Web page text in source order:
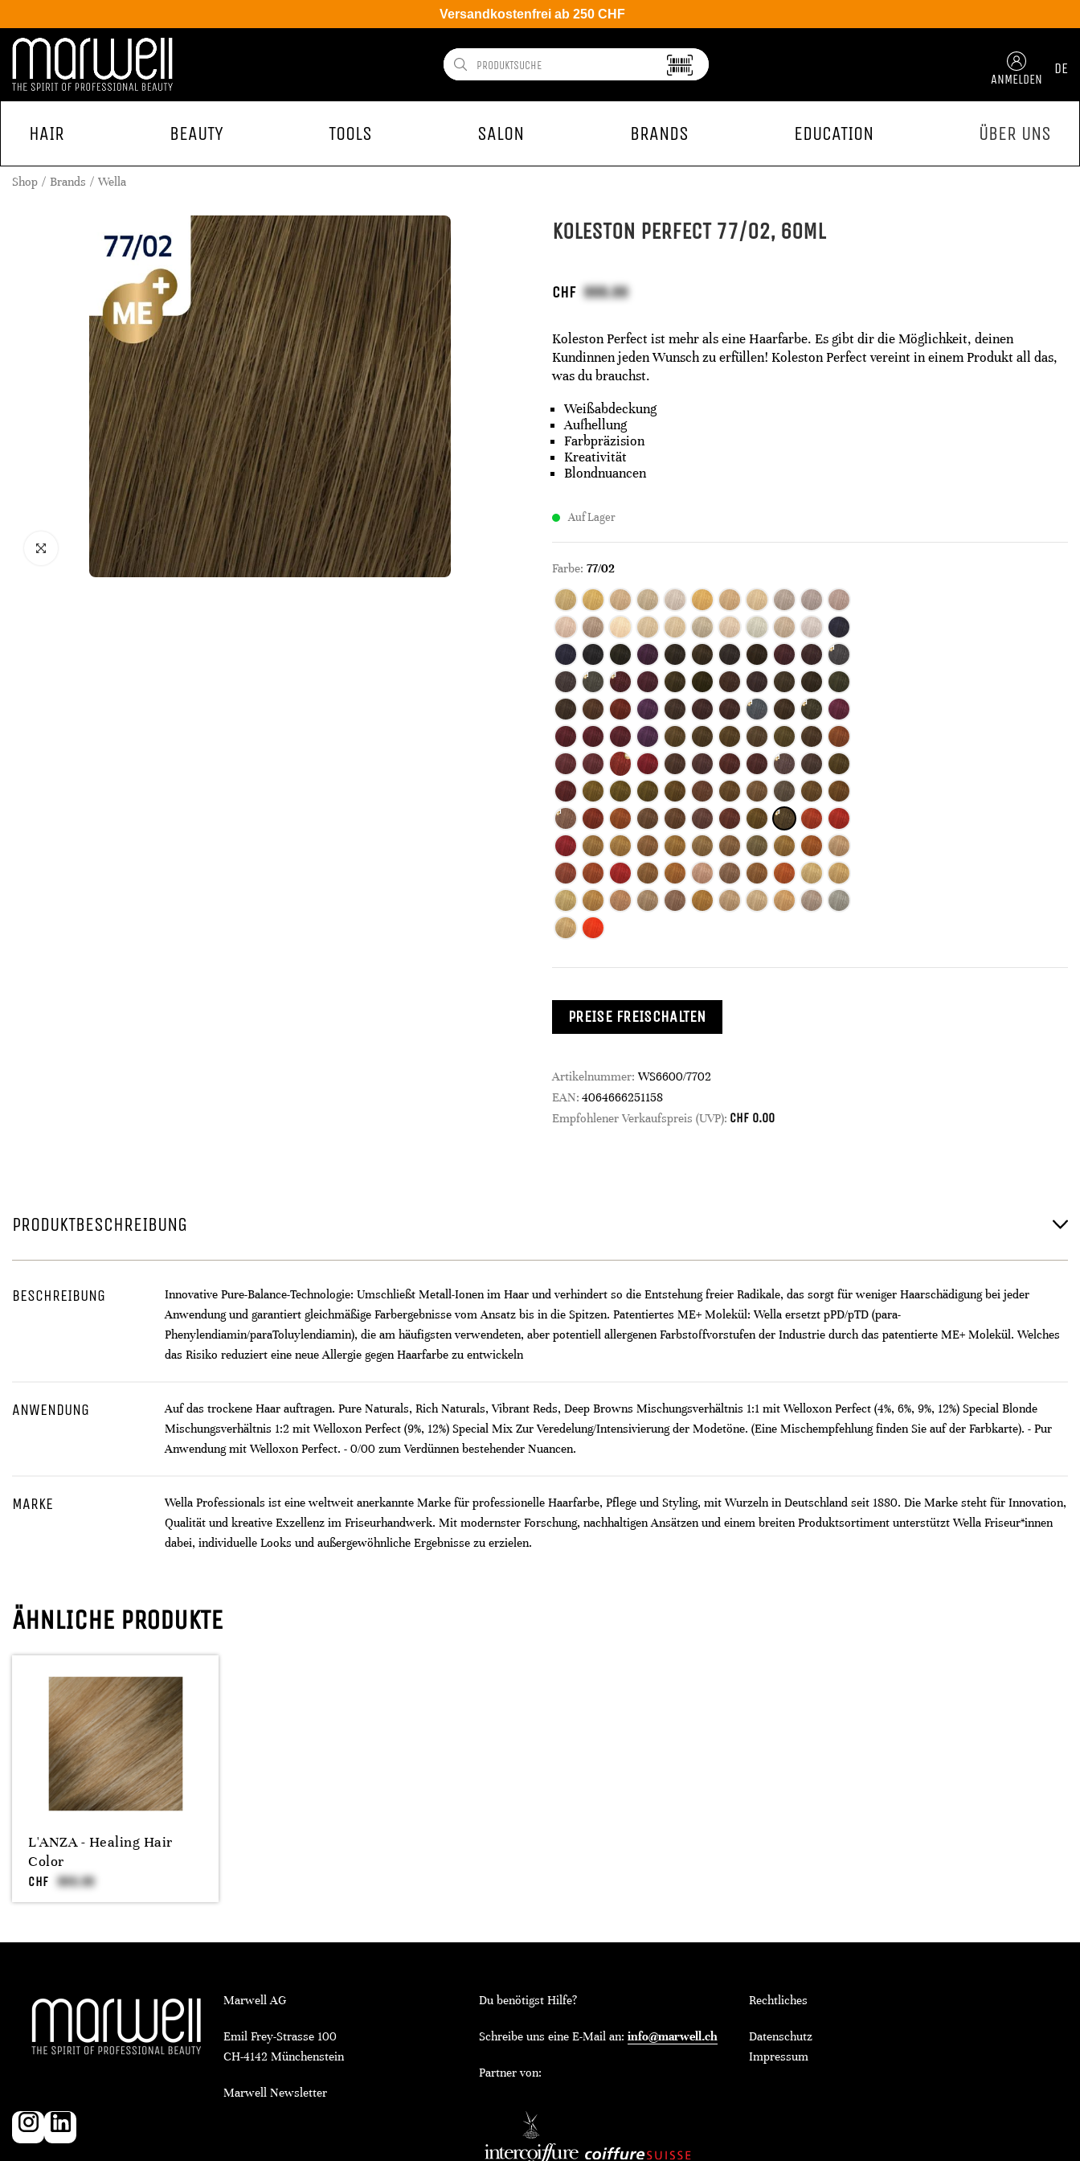
Versandkostenfrei ab 250 CHF
ANMELDEN
DE
HAIR BEAUTY TOOLS SALON BRANDS EDUCATION ÜBER UNS
Shop Brands Wella
KOLESTON PERFECT 77/02, 60ML
CHF
Koleston Perfect ist mehr als eine Haarfarbe. Es gibt dir die Möglichkeit, deinen
Kundinnen jeden Wunsch zu erfüllen! Koleston Perfect vereint in einem Produkt all das,
was du brauchst.
Weißabdeckung
Aufhellung
Farbpräzision
Kreativität
Blondnuancen
Auf Lager
Farbe: 77/02
PREISE FREISCHALTEN
Artikelnummer: WS6600/7702
EAN: 4064666251158
Empfohlener Verkaufspreis (UVP): CHF 0.00
PRODUKTBESCHREIBUNG
BESCHREIBUNG
Innovative Pure-Balance-Technologie: Umschließt Metall-Ionen im Haar und verhindert so die Entstehung freier Radikale, das sorgt für weniger Haarschädigung bei jeder
Anwendung und garantiert gleichmäßige Farbergebnisse vom Ansatz bis in die Spitzen. Patentiertes ME+ Molekül: Wella ersetzt pPD/pTD (para-
Phenylendiamin/paraToluylendiamin), die am häufigsten verwendeten, aber potentiell allergenen Farbstoffvorstufen der Industrie durch das patentierte ME+ Molekül. Welches
das Risiko reduziert eine neue Allergie gegen Haarfarbe zu entwickeln
ANWENDUNG
Auf das trockene Haar auftragen. Pure Naturals, Rich Naturals, Vibrant Reds, Deep Browns Mischungsverhältnis 1:1 mit Welloxon Perfect (4%, 6%, 9%, 12%) Special Blonde
Mischungsverhältnis 1:2 mit Welloxon Perfect (9%, 12%) Special Mix Zur Veredelung/Intensivierung der Modetöne. (Eine Mischempfehlung finden Sie auf der Farbkarte). - Pur
Anwendung mit Welloxon Perfect. - 0/00 zum Verdünnen bestehender Nuancen.
MARKE
Wella Professionals ist eine weltweit anerkannte Marke für professionelle Haarfarbe, Pflege und Styling, mit Wurzeln in Deutschland seit 1880. Die Marke steht für Innovation,
Qualität und kreative Exzellenz im Friseurhandwerk. Mit modernster Forschung, nachhaltigen Ansätzen und einem breiten Produktsortiment unterstützt Wella Friseur*innen
dabei, individuelle Looks und außergewöhnliche Ergebnisse zu erzielen.
ÄHNLICHE PRODUKTE
L'ANZA - Healing Hair
Color
CHF
Marwell AG
Emil Frey-Strasse 100
CH-4142 Münchenstein
Marwell Newsletter
Du benötigst Hilfe?
Schreibe uns eine E-Mail an: info@marwell.ch
Partner von:
Rechtliches
Datenschutz
Impressum